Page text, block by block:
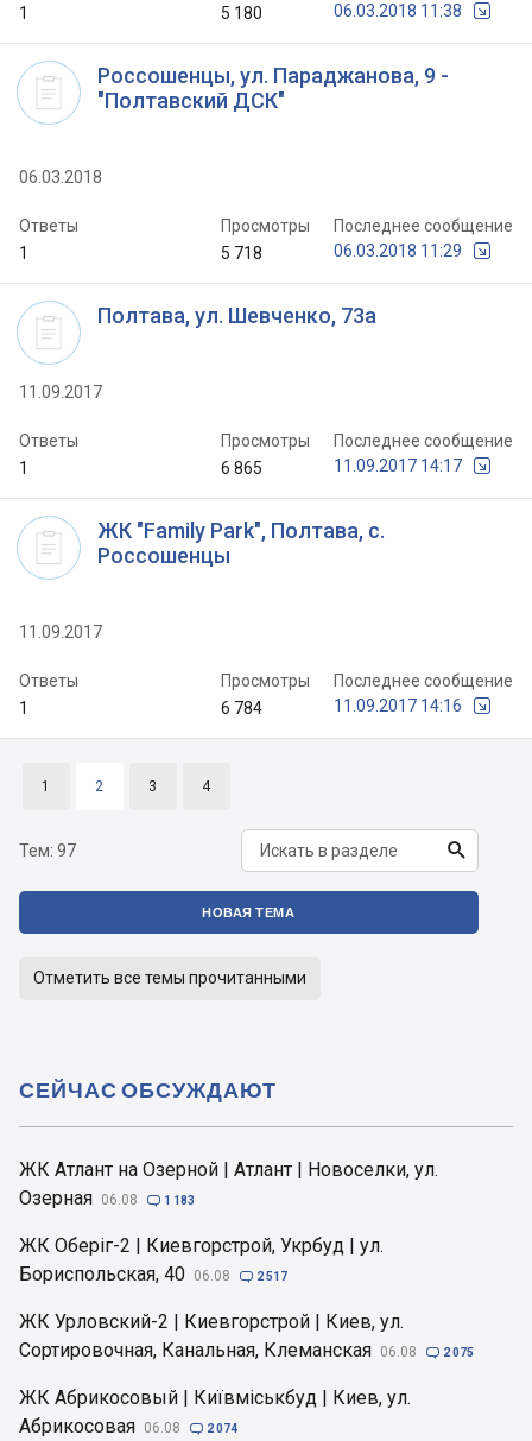
1
5 180
06.03.2018 11:38
Россошенцы, ул. Параджанова, 9 -
"Полтавский ДСК"
06.03.2018
Ответы
1
Просмотры
5 718
Последнее сообщение
06.03.2018 11:29
Полтава, ул. Шевченко, 73а
11.09.2017
Ответы
1
Просмотры
6 865
Последнее сообщение
11.09.2017 14:17
ЖК "Family Park", Полтава, с.
Россошенцы
11.09.2017
Ответы
1
Просмотры
6 784
Последнее сообщение
11.09.2017 14:16
1 2 3 4
Тем: 97 
НОВАЯ ТЕМА
Отметить все темы прочитанными
ЖК Атлант на Озерной | Атлант | Новоселки, ул.
Озерная 06.08  1 183
ЖК Оберіг-2 | Киевгорстрой, Укрбуд | ул.
Бориспольская, 40 06.08  2 517
ЖК Урловский-2 | Киевгорстрой | Киев, ул.
Сортировочная, Канальная, Клеманская 06.08  2 075
ЖК Абрикосовый | Київміськбуд | Киев, ул.
Абрикосовая 06.08  2 074
СЕЙЧАС ОБСУЖДАЮТ